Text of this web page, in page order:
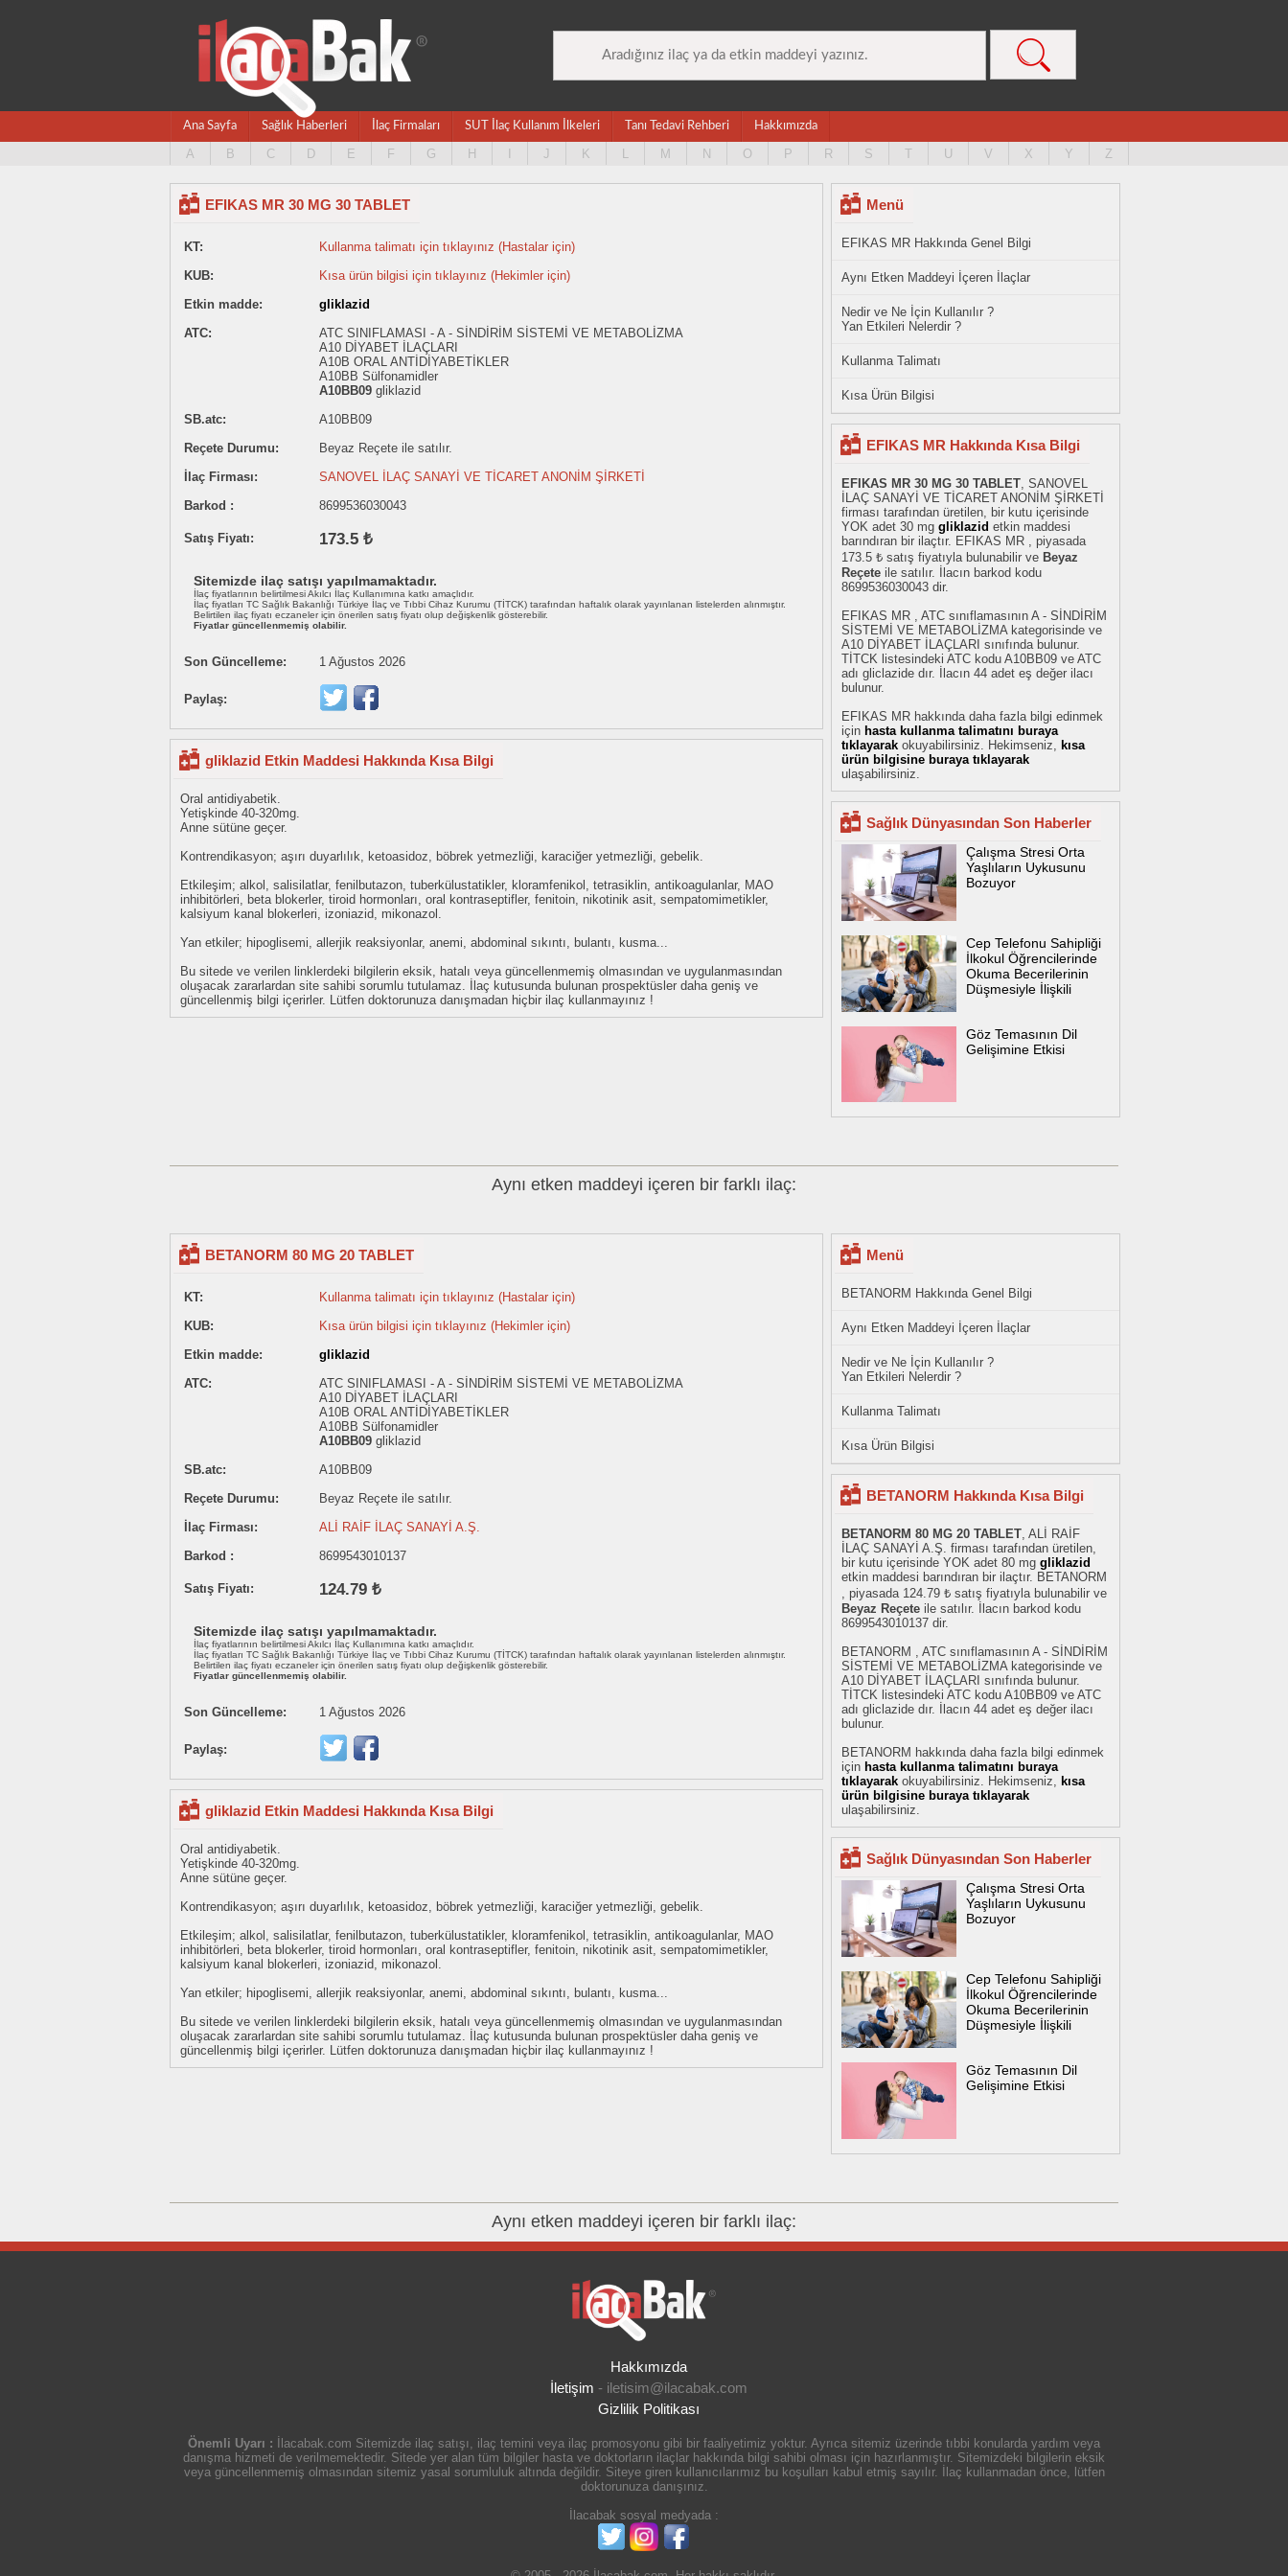
Ana Sayfa Sağlık Haberleri İlaç Firmaları SUT İlaç Kullanım İlkeleri Tanı Tedavi Rehberi Hakkımızda
A B C D E F G H J K L M N O P R S T U V X Y Z
EFIKAS MR 30 MG 30 TABLET
KT:
Kullanma talimatı için tıklayınız (Hastalar için)
KUB:
Kısa ürün bilgisi için tıklayınız (Hekimler için)
Etkin madde:
gliklazid
ATC:
ATC SINIFLAMASI - A - SİNDİRİM SİSTEMİ VE METABOLİZMA
A10 DİYABET İLAÇLARI
A10B ORAL ANTİDİYABETİKLER
A10BB Sülfonamidler
A10BB09 gliklazid
SB.atc:
A10BB09
Reçete Durumu:
Beyaz Reçete ile satılır.
İlaç Firması:
SANOVEL İLAÇ SANAYİ VE TİCARET ANONİM ŞİRKETİ
Barkod :
8699536030043
Satış Fiyatı: 173.5 ₺
Sitemizde ilaç satışı yapılmamaktadır.
İlaç fiyatlarının belirtilmesi Akılcı İlaç Kullanımına katkı amaçlıdır.
İlaç fiyatları TC Sağlık Bakanlığı Türkiye İlaç ve Tıbbi Cihaz Kurumu (TİTCK) tarafından haftalık olarak yayınlanan listelerden alınmıştır.
Belirtilen ilaç fiyatı eczaneler için önerilen satış fiyatı olup değişkenlik gösterebilir.
Fiyatlar güncellenmemiş olabilir.
Son Güncelleme: 1 Ağustos 2026
Paylaş:
gliklazid Etkin Maddesi Hakkında Kısa Bilgi
Oral antidiyabetik.
Yetişkinde 40-320mg.
Anne sütüne geçer.
Kontrendikasyon; aşırı duyarlılık, ketoasidoz, böbrek yetmezliği, karaciğer yetmezliği, gebelik.
Etkileşim; alkol, salisilatlar, fenilbutazon, tuberkülustatikler, kloramfenikol, tetrasiklin, antikoagulanlar, MAO
inhibitörleri, beta blokerler, tiroid hormonları, oral kontraseptifler, fenitoin, nikotinik asit, sempatomimetikler,
kalsiyum kanal blokerleri, izoniazid, mikonazol.
Yan etkiler; hipoglisemi, allerjik reaksiyonlar, anemi, abdominal sıkıntı, bulantı, kusma...
Bu sitede ve verilen linklerdeki bilgilerin eksik, hatalı veya güncellenmemiş olmasından ve uygulanmasından
oluşacak zararlardan site sahibi sorumlu tutulamaz. İlaç kutusunda bulunan prospektüsler daha geniş ve
güncellenmiş bilgi içerirler. Lütfen doktorunuza danışmadan hiçbir ilaç kullanmayınız !
Menü
EFIKAS MR Hakkında Genel Bilgi
Aynı Etken Maddeyi İçeren İlaçlar
Nedir ve Ne İçin Kullanılır ?
Yan Etkileri Nelerdir ?
Kullanma Talimatı
Kısa Ürün Bilgisi
EFIKAS MR Hakkında Kısa Bilgi
EFIKAS MR 30 MG 30 TABLET, SANOVEL
İLAÇ SANAYİ VE TİCARET ANONİM ŞİRKETİ
firması tarafından üretilen, bir kutu içerisinde
YOK adet 30 mg gliklazid etkin maddesi
barındıran bir ilaçtır. EFIKAS MR , piyasada
173.5 ₺ satış fiyatıyla bulunabilir ve Beyaz
Reçete ile satılır. İlacın barkod kodu
8699536030043 dir.
EFIKAS MR , ATC sınıflamasının A - SİNDİRİM
SİSTEMİ VE METABOLİZMA kategorisinde ve
A10 DİYABET İLAÇLARI sınıfında bulunur.
TİTCK listesindeki ATC kodu A10BB09 ve ATC
adı gliclazide dır. İlacın 44 adet eş değer ilacı
bulunur.
EFIKAS MR hakkında daha fazla bilgi edinmek
için hasta kullanma talimatını buraya
tıklayarak okuyabilirsiniz. Hekimseniz, kısa
ürün bilgisine buraya tıklayarak
ulaşabilirsiniz.
Sağlık Dünyasından Son Haberler
Çalışma Stresi Orta
Yaşlıların Uykusunu
Bozuyor
Cep Telefonu Sahipliği
İlkokul Öğrencilerinde
Okuma Becerilerinin
Düşmesiyle İlişkili
Göz Temasının Dil
Gelişimine Etkisi
Aynı etken maddeyi içeren bir farklı ilaç:
BETANORM 80 MG 20 TABLET
KT:
Kullanma talimatı için tıklayınız (Hastalar için)
KUB:
Kısa ürün bilgisi için tıklayınız (Hekimler için)
Etkin madde:
gliklazid
ATC:
ATC SINIFLAMASI - A - SİNDİRİM SİSTEMİ VE METABOLİZMA
A10 DİYABET İLAÇLARI
A10B ORAL ANTİDİYABETİKLER
A10BB Sülfonamidler
A10BB09 gliklazid
SB.atc:
A10BB09
Reçete Durumu:
Beyaz Reçete ile satılır.
İlaç Firması:
ALİ RAİF İLAÇ SANAYİ A.Ş.
Barkod :
8699543010137
Satış Fiyatı: 124.79 ₺
Sitemizde ilaç satışı yapılmamaktadır.
İlaç fiyatlarının belirtilmesi Akılcı İlaç Kullanımına katkı amaçlıdır.
İlaç fiyatları TC Sağlık Bakanlığı Türkiye İlaç ve Tıbbi Cihaz Kurumu (TİTCK) tarafından haftalık olarak yayınlanan listelerden alınmıştır.
Belirtilen ilaç fiyatı eczaneler için önerilen satış fiyatı olup değişkenlik gösterebilir.
Fiyatlar güncellenmemiş olabilir.
Son Güncelleme: 1 Ağustos 2026
Paylaş:
gliklazid Etkin Maddesi Hakkında Kısa Bilgi
Oral antidiyabetik.
Yetişkinde 40-320mg.
Anne sütüne geçer.
Kontrendikasyon; aşırı duyarlılık, ketoasidoz, böbrek yetmezliği, karaciğer yetmezliği, gebelik.
Etkileşim; alkol, salisilatlar, fenilbutazon, tuberkülustatikler, kloramfenikol, tetrasiklin, antikoagulanlar, MAO
inhibitörleri, beta blokerler, tiroid hormonları, oral kontraseptifler, fenitoin, nikotinik asit, sempatomimetikler,
kalsiyum kanal blokerleri, izoniazid, mikonazol.
Yan etkiler; hipoglisemi, allerjik reaksiyonlar, anemi, abdominal sıkıntı, bulantı, kusma...
Bu sitede ve verilen linklerdeki bilgilerin eksik, hatalı veya güncellenmemiş olmasından ve uygulanmasından
oluşacak zararlardan site sahibi sorumlu tutulamaz. İlaç kutusunda bulunan prospektüsler daha geniş ve
güncellenmiş bilgi içerirler. Lütfen doktorunuza danışmadan hiçbir ilaç kullanmayınız !
Menü
BETANORM Hakkında Genel Bilgi
Aynı Etken Maddeyi İçeren İlaçlar
Nedir ve Ne İçin Kullanılır ?
Yan Etkileri Nelerdir ?
Kullanma Talimatı
Kısa Ürün Bilgisi
BETANORM Hakkında Kısa Bilgi
BETANORM 80 MG 20 TABLET, ALİ RAİF
İLAÇ SANAYİ A.Ş. firması tarafından üretilen,
bir kutu içerisinde YOK adet 80 mg gliklazid
etkin maddesi barındıran bir ilaçtır. BETANORM
, piyasada 124.79 ₺ satış fiyatıyla bulunabilir ve
Beyaz Reçete ile satılır. İlacın barkod kodu
8699543010137 dir.
BETANORM , ATC sınıflamasının A - SİNDİRİM
SİSTEMİ VE METABOLİZMA kategorisinde ve
A10 DİYABET İLAÇLARI sınıfında bulunur.
TİTCK listesindeki ATC kodu A10BB09 ve ATC
adı gliclazide dır. İlacın 44 adet eş değer ilacı
bulunur.
BETANORM hakkında daha fazla bilgi edinmek
için hasta kullanma talimatını buraya
tıklayarak okuyabilirsiniz. Hekimseniz, kısa
ürün bilgisine buraya tıklayarak
ulaşabilirsiniz.
Sağlık Dünyasından Son Haberler
Çalışma Stresi Orta
Yaşlıların Uykusunu
Bozuyor
Cep Telefonu Sahipliği
İlkokul Öğrencilerinde
Okuma Becerilerinin
Düşmesiyle İlişkili
Göz Temasının Dil
Gelişimine Etkisi
Aynı etken maddeyi içeren bir farklı ilaç:
Hakkımızda
İletişim - iletisim@ilacabak.com
Gizlilik Politikası
Önemli Uyarı :
İlacabak.com Sitemizde ilaç satışı, ilaç temini veya ilaç promosyonu gibi bir faaliyetimiz yoktur. Ayrıca sitemiz üzerinde tıbbi konularda yardım veya
danışma hizmeti de verilmemektedir. Sitede yer alan tüm bilgiler hasta ve doktorların ilaçlar hakkında bilgi sahibi olması için hazırlanmıştır. Sitemizdeki bilgilerin eksik
veya güncellenmemiş olmasından sitemiz yasal sorumluluk altında değildir. Siteye giren kullanıcılarımız bu koşulları kabul etmiş sayılır. İlaç kullanmadan önce, lütfen
doktorunuza danışınız.
İlacabak sosyal medyada :